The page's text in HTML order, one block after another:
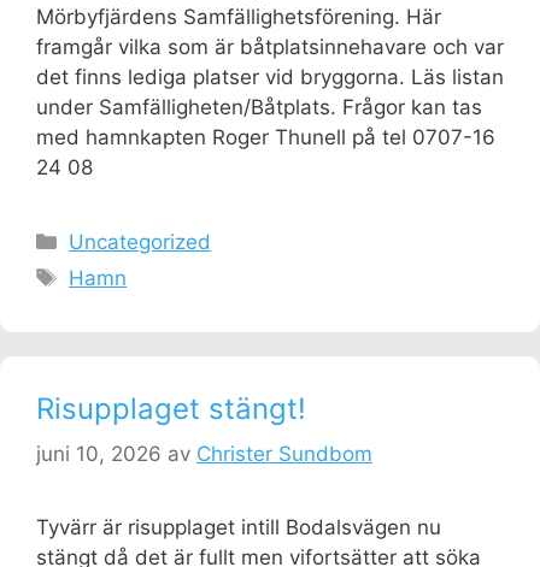
Mörbyfjärdens Samfällighetsförening. Här
framgår vilka som är båtplatsinnehavare och var
det finns lediga platser vid bryggorna. Läs listan
under Samfälligheten/Båtplats. Frågor kan tas
med hamnkapten Roger Thunell på tel 0707-16
24 08
Kategorier
Uncategorized
Etiketter
Hamn
Risupplaget stängt!
juni 10, 2026 av Christer Sundbom
Tyvärr är risupplaget intill Bodalsvägen nu
stängt då det är fullt men vifortsätter att söka